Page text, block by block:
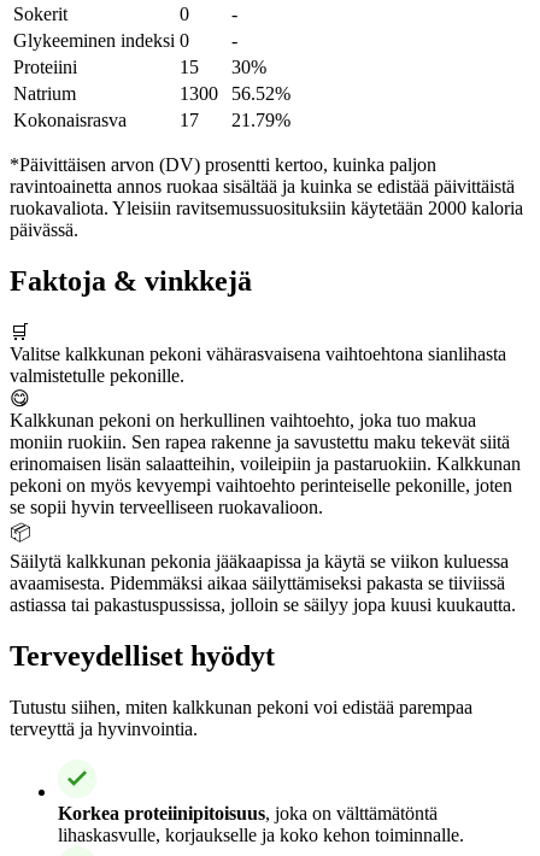
Sokerit
0
-
Glykeeminen indeksi 0
-
Proteiini
15
30%
Natrium
1300
56.52%
Kokonaisrasva
17 21.79%
*Päivittäisen arvon (DV) prosentti kertoo, kuinka paljon
ravintoainetta annos ruokaa sisältää ja kuinka se edistää päivittäistä
ruokavaliota. Yleisiin ravitsemussuosituksiin käytetään 2000 kaloria
päivässä.
Faktoja & vinkkejä
🛒
Valitse kalkkunan pekoni vähärasvaisena vaihtoehtona sianlihasta
valmistetulle pekonille.
😋
Kalkkunan pekoni on herkullinen vaihtoehto, joka tuo makua
moniin ruokiin. Sen rapea rakenne ja savustettu maku tekevät siitä
erinomaisen lisän salaatteihin, voileipiin ja pastaruokiin. Kalkkunan
pekoni on myös kevyempi vaihtoehto perinteiselle pekonille, joten
se sopii hyvin terveelliseen ruokavalioon.
📦
Säilytä kalkkunan pekonia jääkaapissa ja käytä se viikon kuluessa
avaamisesta. Pidemmäksi aikaa säilyttämiseksi pakasta se tiiviissä
astiassa tai pakastuspussissa, jolloin se säilyy jopa kuusi kuukautta.
Terveydelliset hyödyt
Tutustu siihen, miten kalkkunan pekoni voi edistää parempaa
terveyttä ja hyvinvointia.
Korkea proteiinipitoisuus, joka on välttämätöntä
lihaskasvulle, korjaukselle ja koko kehon toiminnalle.